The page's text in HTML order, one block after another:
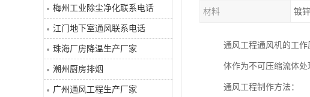
梅州工业除尘净化联系电话
江门地下室通风联系电话
珠海厂房降温生产厂家
潮州厨房排烟
广州通风工程生产厂家
材料 镀
通风工程通风机的工
体作为不可压缩流体处
通风工程制作方法：